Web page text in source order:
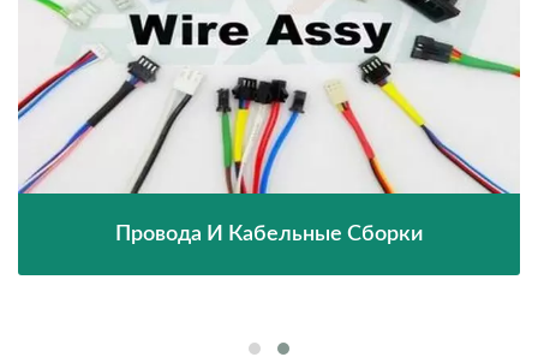
Провода И Кабельные Сборки